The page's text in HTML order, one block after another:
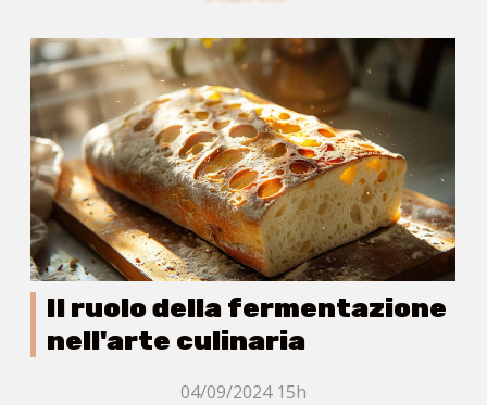
Il ruolo della fermentazione
nell'arte culinaria
04/09/2024 15h